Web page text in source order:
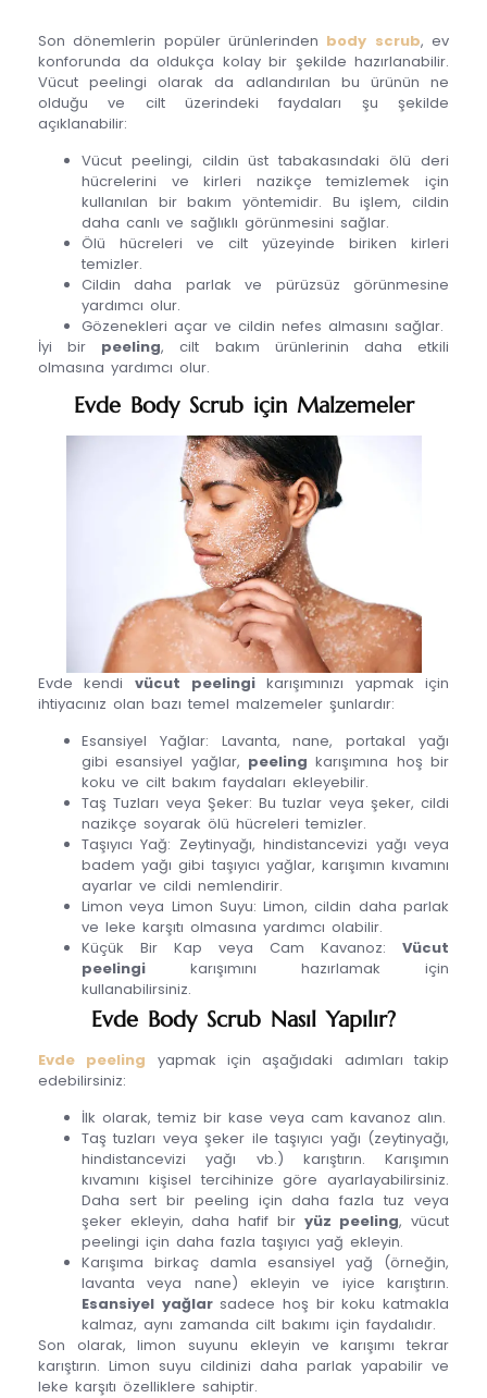
Son dönemlerin popüler ürünlerinden body scrub, ev
konforunda da oldukça kolay bir şekilde hazırlanabilir.
Vücut peelingi olarak da adlandırılan bu ürünün ne
olduğu ve cilt üzerindeki faydaları şu şekilde
açıklanabilir:
Vücut peelingi, cildin üst tabakasındaki ölü deri
hücrelerini ve kirleri nazikçe temizlemek için
kullanılan bir bakım yöntemidir. Bu işlem, cildin
daha canlı ve sağlıklı görünmesini sağlar.
Ölü hücreleri ve cilt yüzeyinde biriken kirleri
temizler.
Cildin daha parlak ve pürüzsüz görünmesine
yardımcı olur.
Gözenekleri açar ve cildin nefes almasını sağlar.
İyi bir peeling, cilt bakım ürünlerinin daha etkili
olmasına yardımcı olur.
Evde Body Scrub için Malzemeler
Evde kendi vücut peelingi karışımınızı yapmak için
ihtiyacınız olan bazı temel malzemeler şunlardır:
Esansiyel Yağlar: Lavanta, nane, portakal yağı
gibi esansiyel yağlar, peeling karışımına hoş bir
koku ve cilt bakım faydaları ekleyebilir.
Taş Tuzları veya Şeker: Bu tuzlar veya şeker, cildi
nazikçe soyarak ölü hücreleri temizler.
Taşıyıcı Yağ: Zeytinyağı, hindistancevizi yağı veya
badem yağı gibi taşıyıcı yağlar, karışımın kıvamını
ayarlar ve cildi nemlendirir.
Limon veya Limon Suyu: Limon, cildin daha parlak
ve leke karşıtı olmasına yardımcı olabilir.
Küçük Bir Kap veya Cam Kavanoz: Vücut
peelingi karışımını hazırlamak için
kullanabilirsiniz.
Evde Body Scrub Nasıl Yapılır?
Evde peeling yapmak için aşağıdaki adımları takip
edebilirsiniz:
İlk olarak, temiz bir kase veya cam kavanoz alın.
Taş tuzları veya şeker ile taşıyıcı yağı (zeytinyağı,
hindistancevizi yağı vb.) karıştırın. Karışımın
kıvamını kişisel tercihinize göre ayarlayabilirsiniz.
Daha sert bir peeling için daha fazla tuz veya
şeker ekleyin, daha hafif bir yüz peeling, vücut
peelingi için daha fazla taşıyıcı yağ ekleyin.
Karışıma birkaç damla esansiyel yağ (örneğin,
lavanta veya nane) ekleyin ve iyice karıştırın.
Esansiyel yağlarsadece hoş bir koku katmakla
kalmaz, aynı zamanda cilt bakımı için faydalıdır.
Son olarak, limon suyunu ekleyin ve karışımı tekrar
karıştırın. Limon suyu cildinizi daha parlak yapabilir ve
leke karşıtı özelliklere sahiptir.